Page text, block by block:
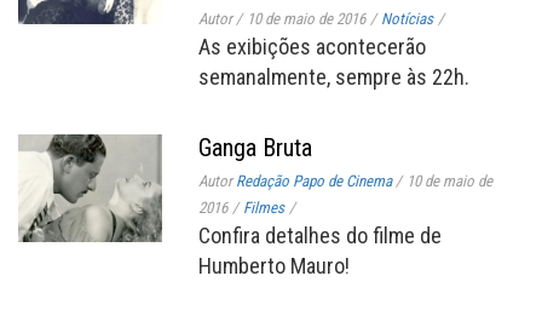
Autor/ 10 de maio de 2016 / Notícias /
As exibições acontecerão
semanalmente, sempre às 22h.
Ganga Bruta
AutorRedação Papo de Cinema / 10 de maio de
2016 / Filmes /
Confira detalhes do filme de
Humberto Mauro!